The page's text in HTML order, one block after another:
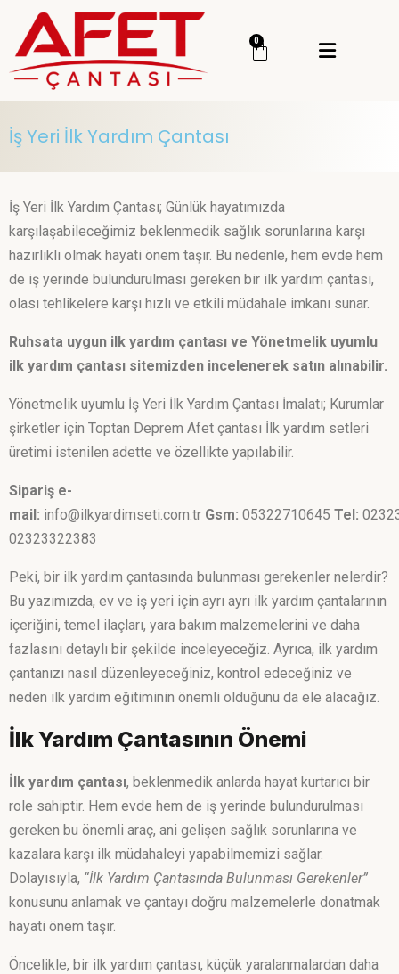
0
İş Yeri İlk Yardım Çantası
İş Yeri İlk Yardım Çantası; Günlük hayatımızda
karşılaşabileceğimiz beklenmedik sağlık sorunlarına karşı
hazırlıklı olmak hayati önem taşır. Bu nedenle, hem evde hem
de iş yerinde bulundurulması gereken bir ilk yardım çantası,
olası tehlikelere karşı hızlı ve etkili müdahale imkanı sunar.
Ruhsata uygun ilk yardım çantası ve Yönetmelik uyumlu
ilk yardım çantası sitemizden incelenerek satın alınabilir.
Yönetmelik uyumlu İş Yeri İlk Yardım Çantası İmalatı; Kurumlar
şirketler için Toptan Deprem Afet çantası İlk yardım setleri
üretimi istenilen adette ve özellikte yapılabilir.
Sipariş e-
mail: info@ilkyardimseti.com.tr Gsm: 05322710645 Tel:
02323322383
Peki, bir ilk yardım çantasında bulunması gerekenler nelerdir?
Bu yazımızda, ev ve iş yeri için ayrı ayrı ilk yardım çantalarının
içeriğini, temel ilaçları, yara bakım malzemelerini ve daha
fazlasını detaylı bir şekilde inceleyeceğiz. Ayrıca, ilk yardım
çantanızı nasıl düzenleyeceğiniz, kontrol edeceğiniz ve
neden ilk yardım eğitiminin önemli olduğunu da ele alacağız.
İlk Yardım Çantasının Önemi
İlk yardım çantası, beklenmedik anlarda hayat kurtarıcı bir
role sahiptir. Hem evde hem de iş yerinde bulundurulması
gereken bu önemli araç, ani gelişen sağlık sorunlarına ve
kazalara karşı ilk müdahaleyi yapabilmemizi sağlar.
Dolayısıyla, “İlk Yardım Çantasında Bulunması Gerekenler”
konusunu anlamak ve çantayı doğru malzemelerle donatmak
hayati önem taşır.
Öncelikle, bir ilk yardım çantası, küçük yaralanmalardan daha
Menü
Giriş Yap
Kategoriler Menü
Deprem Çantası
Deprem Malzemesi
İlk Yardım Çantası
Toptan Deprem Çantası